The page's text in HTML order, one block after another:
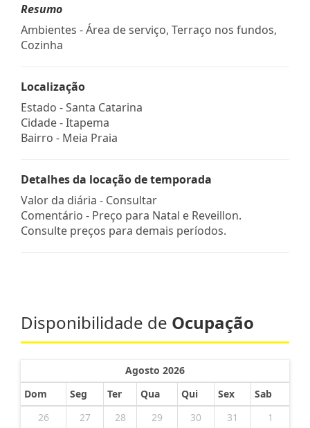
Resumo
Ambientes - Área de serviço, Terraço nos fundos,
Cozinha
Localização
Estado -Santa Catarina
Cidade -Itapema
Bairro - Meia Praia
Detalhes da locação de temporada
Valor da diária - Consultar
Comentário - Preço para Natal e Reveillon.
Consulte preços para demais períodos.
Disponibilidade de Ocupação
Agosto 2026
Dom
Seg Ter Qua Qui Sex
Sab
26
27 28 29 30 31 1